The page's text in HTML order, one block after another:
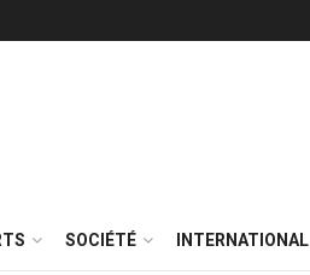
SOCIÉTÉ INTERNATIONAL